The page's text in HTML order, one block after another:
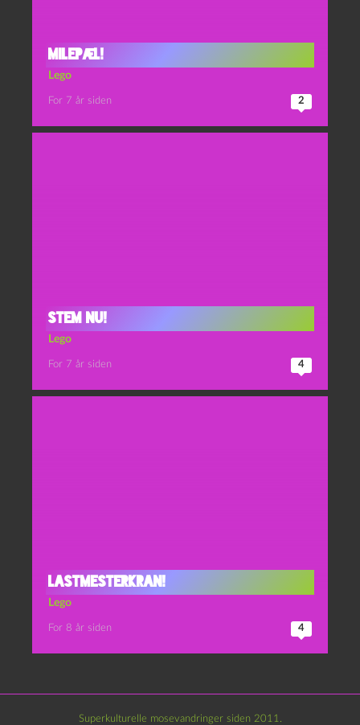
Milepæl!
Lego
For 7 år siden 2
Stem nu!
Lego
For 7 år siden 4
Lastmesterkran!
Lego
For 8 år siden 4
Superkulturelle mosevandringer siden 2011.